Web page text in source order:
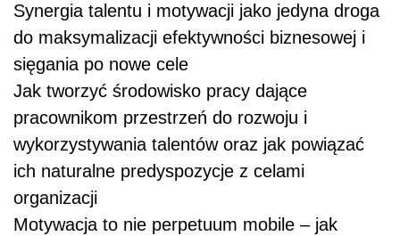
Synergia talentu i motywacji jako jedyna droga
do maksymalizacji efektywności biznesowej i
sięgania po nowe cele
Jak tworzyć środowisko pracy dające
pracownikom przestrzeń do rozwoju i
wykorzystywania talentów oraz jak powiązać
ich naturalne predyspozycje z celami
organizacji
Motywacja to nie perpetuum mobile – jak